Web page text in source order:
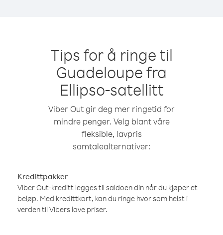
Tips for å ringe til
Guadeloupe fra
Ellipso-satellitt
Viber Out gir deg mer ringetid for
mindre penger. Velg blant våre
fleksible, lavpris
samtalealternativer:
Kredittpakker
Viber Out-kreditt legges til saldoen din når du kjøper et
beløp. Med kredittkort, kan du ringe hvor som helst i
verden til Vibers lave priser.